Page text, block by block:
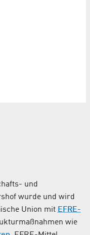
und
wurde und wird
Union mit EFRE-
wie